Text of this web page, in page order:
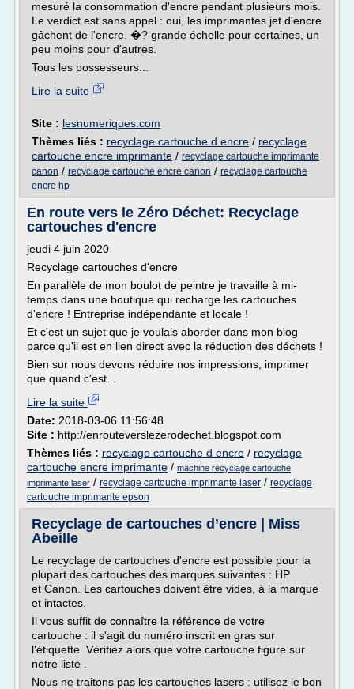
mesuré la consommation d'encre pendant plusieurs mois.
Le verdict est sans appel : oui, les imprimantes jet d'encre
gâchent de l'encre. �? grande échelle pour certaines, un
peu moins pour d'autres.
Tous les possesseurs...
Lire la suite
Site : lesnumeriques.com
Thèmes liés : recyclage cartouche d encre / recyclage
cartouche encre imprimante / recyclage cartouche imprimante
canon / recyclage cartouche encre canon / recyclage cartouche
encre hp
En route vers le Zéro Déchet: Recyclage
cartouches d'encre
jeudi 4 juin 2020
Recyclage cartouches d'encre
En parallèle de mon boulot de peintre je travaille à mi-
temps dans une boutique qui recharge les cartouches
d'encre ! Entreprise indépendante et locale !
Et c'est un sujet que je voulais aborder dans mon blog
parce qu'il est en lien direct avec la réduction des déchets !
Bien sur nous devons réduire nos impressions, imprimer
que quand c'est...
Lire la suite
Date: 2018-03-06 11:56:48
Site : http://enrouteverslezerodechet.blogspot.com
Thèmes liés : recyclage cartouche d encre / recyclage
cartouche encre imprimante / machine recyclage cartouche
imprimante laser / recyclage cartouche imprimante laser / recyclage
cartouche imprimante epson
Recyclage de cartouches d’encre | Miss
Abeille
Le recyclage de cartouches d'encre est possible pour la
plupart des cartouches des marques suivantes : HP
et Canon. Les cartouches doivent être vides, à la marque
et intactes.
Il vous suffit de connaître la référence de votre
cartouche : il s'agit du numéro inscrit en gras sur
l'étiquette. Vérifiez alors que votre cartouche figure sur
notre liste .
Nous ne traitons pas les cartouches lasers : utilisez le bon